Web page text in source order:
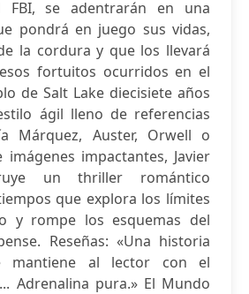
FBI, se adentrarán en una
pondrá en juego sus vidas,
la cordura y que los llevará
fortuitos ocurridos en el
de Salt Lake diecisiete años
ágil lleno de referencias
Márquez, Auster, Orwell o
imágenes impactantes, Javier
un thriller romántico
que explora los límites
y rompe los esquemas del
Reseñas: «Una historia
mantiene al lector con el
Adrenalina pura.» El Mundo